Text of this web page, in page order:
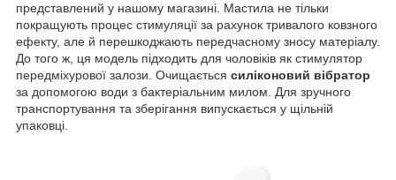
представлений у нашому магазині. Мастила не тільки
покращують процес стимуляції за рахунок тривалого ковзного
ефекту, але й перешкоджають передчасному зносу матеріалу.
До того ж, ця модель підходить для чоловіків як стимулятор
передміхурової залози. Очищається силіконовий вібратор
за допомогою води з бактеріальним милом. Для зручного
транспортування та зберігання випускається у щільній
упаковці.